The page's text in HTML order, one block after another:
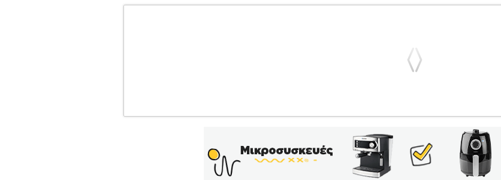
ΤΕΝΝΙΣ-ΑΝΔΡΑΣ-ΥΠΟΔΗΣΗ •HEAD στην κατηγορία ΤΕΝΝΙΣ-ΑΝΔΡΑΣ-ΥΠΟΔΗΣΗ Για πρώτη
για το άθλημα του Padel! Ανεπτυγμένο με τη βοήθεια επαγγελματιών αθλητών/τριών Padel, το
κατεύθυνση και υψηλή απόδοση μέσω της άνετης εφαρμογής, της σταθερότητας και της διαπνοής,
σόλας - δοκιμασμένο σε συνεργασία με την εταιρεία MONDO που επισήμως παρέχει τον τεχνητό
(WPT) - ενισχύει την πρόσφυση προς όλες τις κατευθύνσεις. Για εξαιρετική άνεση, το παπούτσι